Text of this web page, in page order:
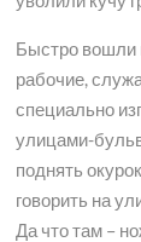
Быстро вошли
рабочие,
специально
улицами-
поднять
говорить на
Да что там –